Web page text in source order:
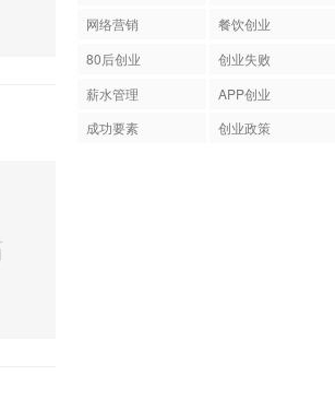
网络营销
餐饮创业
80后创业
创业失败
薪水管理
APP创业
成功要素
创业政策